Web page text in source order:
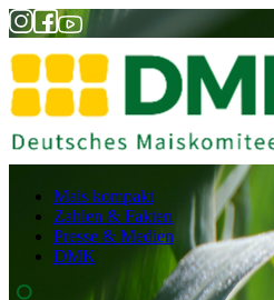
Mais kompakt
Zahlen & Fakten
Presse & Medien
DMK